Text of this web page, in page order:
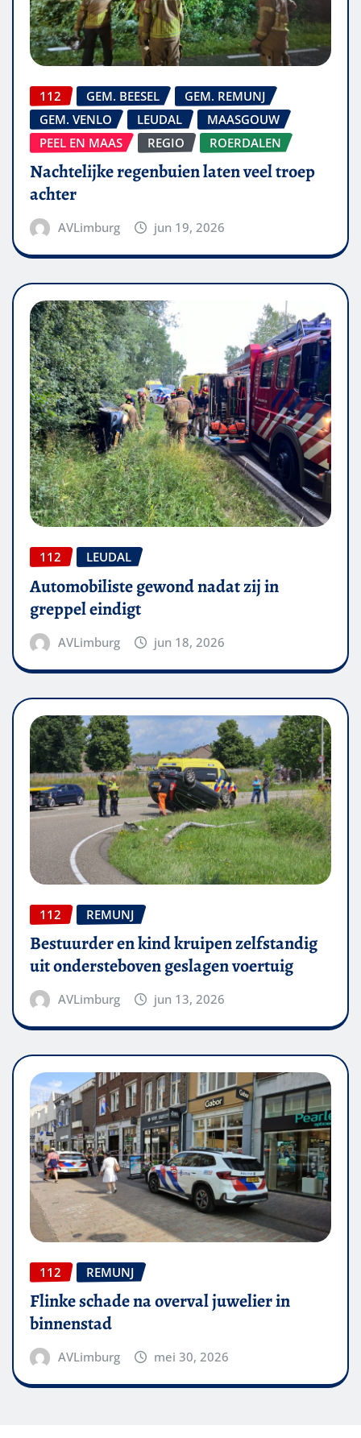
112 GEM. BEESEL
GEM. REMUNJ
GEM. VENLO
LEUDAL
MAASGOUW
PEEL EN MAAS
REGIO ROERDALEN
Nachtelijke regenbuien laten veel troep
achter
AVLimburg jun 19, 2026
112 LEUDAL
Automobiliste gewond nadat zij in
greppel eindigt
AVLimburg jun 18, 2026
112 REMUNJ
Bestuurder en kind kruipen zelfstandig
uit ondersteboven geslagen voertuig
AVLimburg jun 13, 2026
112 REMUNJ
Flinke schade na overval juwelier in
binnenstad
AVLimburg mei 30, 2026